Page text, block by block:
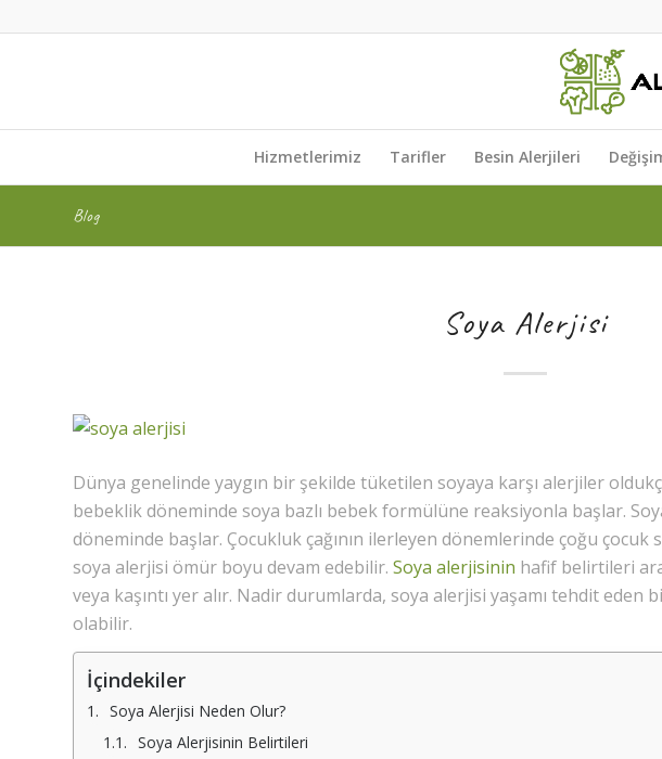
Hizmetlerimiz Tarifler Besin Alerjileri
Blog
Soya Alerjisi
Dünya genelinde yaygın bir şekilde tüketilen soyaya karşı alerjiler
bebeklik döneminde soya bazlı bebek formülüne reaksiyonla başlar.
döneminde başlar. Çocukluk çağının ilerleyen dönemlerinde çoğu çocuk
soya alerjisi ömür boyu devam edebilir. Soya alerjisinin hafif belirtileri
veya kaşıntı yer alır. Nadir durumlarda, soya alerjisi yaşamı tehdit eden
olabilir.
İçindekiler
Soya Alerjisi Neden Olur?
Soya Alerjisinin Belirtileri